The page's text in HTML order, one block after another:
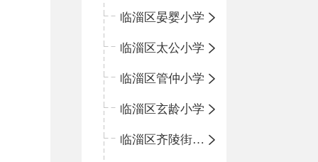
临淄区晏婴小学
临淄区太公小学
临淄区管仲小学
临淄区玄龄小学
临淄区齐陵街道中心学校